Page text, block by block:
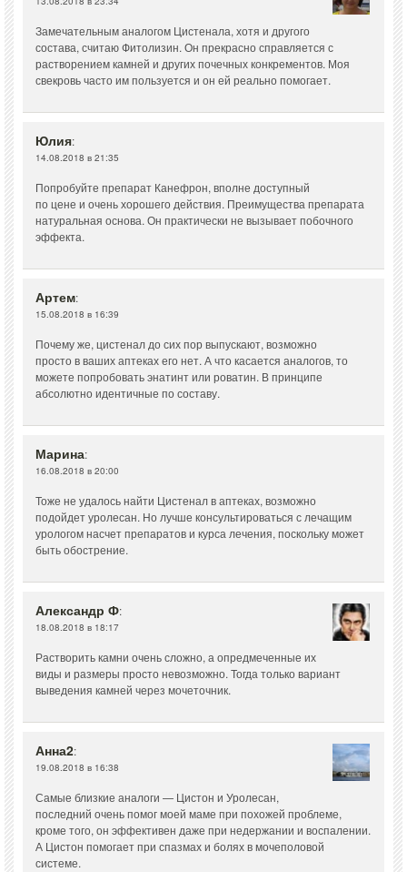
Замечательным аналогом Цистенала, хотя и другого
состава, считаю Фитолизин. Он прекрасно справляется с
растворением камней и других почечных конкрементов. Моя
свекровь часто им пользуется и он ей реально помогает.
Юлия:
14.08.2018 в 21:35
Попробуйте препарат Канефрон, вполне доступный
по цене и очень хорошего действия. Преимущества препарата
натуральная основа. Он практически не вызывает побочного
эффекта.
Артем:
15.08.2018 в 16:39
Почему же, цистенал до сих пор выпускают, возможно
просто в ваших аптеках его нет. А что касается аналогов, то
можете попробовать энатинт или роватин. В принципе
абсолютно идентичные по составу.
Марина:
16.08.2018 в 20:00
Тоже не удалось найти Цистенал в аптеках, возможно
подойдет уролесан. Но лучше консультироваться с лечащим
урологом насчет препаратов и курса лечения, поскольку может
быть обострение.
Александр Ф:
18.08.2018 в 18:17
Растворить камни очень сложно, а опредмеченные их
виды и размеры просто невозможно. Тогда только вариант
выведения камней через мочеточник.
Анна2:
19.08.2018 в 16:38
Самые близкие аналоги — Цистон и Уролесан,
последний очень помог моей маме при похожей проблеме,
кроме того, он эффективен даже при недержании и воспалении.
А Цистон помогает при спазмах и болях в мочеполовой
системе.